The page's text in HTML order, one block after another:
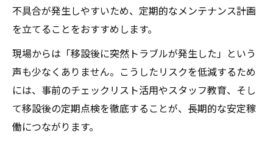
不具合が発生しやすいため、定期的なメンテナンス計画
を立てることをおすすめします。
現場からは「移設後に突然トラブルが発生した」という
声も少なくありません。こうしたリスクを低減するため
には、事前のチェックリスト活用やスタッフ教育、そし
て移設後の定期点検を徹底することが、長期的な安定稼
働につながります。